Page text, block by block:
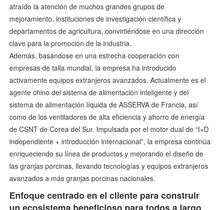
atraído la atención de muchos grandes grupos de
mejoramiento, instituciones de investigación científica y
departamentos de agricultura, convirtiéndose en una dirección
clave para la promoción de la industria.
Además, basándose en una estrecha cooperación con
empresas de talla mundial, la empresa ha introducido
activamente equipos extranjeros avanzados. Actualmente es el
agente chino del sistema de alimentación inteligente y del
sistema de alimentación líquida de ASSERVA de Francia, así
como de los ventiladores de alta eficiencia y ahorro de energía
de CSNT de Corea del Sur. Impulsada por el motor dual de “I+D
independiente + introducción internacional”, la empresa continúa
enriqueciendo su línea de productos y mejorando el diseño de
las granjas porcinas, llevando tecnologías y equipos extranjeros
avanzados a más granjas porcinas nacionales.
Enfoque centrado en el cliente para construir